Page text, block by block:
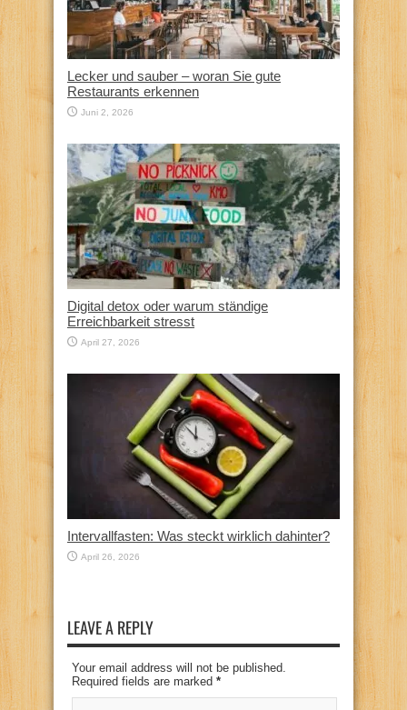
Lecker und sauber – woran Sie gute
Restaurants erkennen
Juni 2, 2026
Digital detox oder warum ständige
Erreichbarkeit stresst
April 27, 2026
Intervallfasten: Was steckt wirklich dahinter?
April 26, 2026
LEAVE A REPLY
Your email address will not be published.
Required fields are marked *